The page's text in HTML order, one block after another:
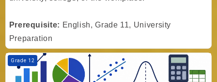
Prerequisite: English, Grade 11, University
Preparation
Kurs Görseli Gr. 12 - Math - Data Management - University
Grade 12